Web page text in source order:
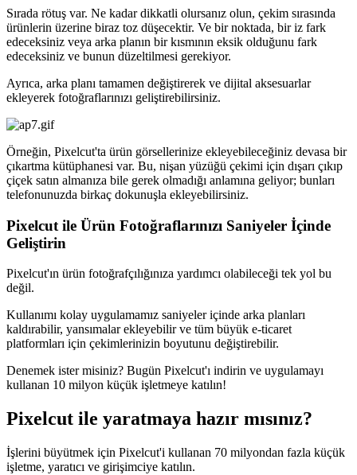
Sırada rötuş var. Ne kadar dikkatli olursanız olun, çekim sırasında
ürünlerin üzerine biraz toz düşecektir. Ve bir noktada, bir iz fark
edeceksiniz veya arka planın bir kısmının eksik olduğunu fark
edeceksiniz ve bunun düzeltilmesi gerekiyor.
Ayrıca, arka planı tamamen değiştirerek ve dijital aksesuarlar
ekleyerek fotoğraflarınızı geliştirebilirsiniz.
Örneğin, Pixelcut'ta ürün görsellerinize ekleyebileceğiniz devasa bir
çıkartma kütüphanesi var. Bu, nişan yüzüğü çekimi için dışarı çıkıp
çiçek satın almanıza bile gerek olmadığı anlamına geliyor; bunları
telefonunuzda birkaç dokunuşla ekleyebilirsiniz.
Pixelcut ile Ürün Fotoğraflarınızı Saniyeler İçinde
Geliştirin
Pixelcut'ın ürün fotoğrafçılığınıza yardımcı olabileceği tek yol bu
değil.
Kullanımı kolay uygulamamız saniyeler içinde arka planları
kaldırabilir, yansımalar ekleyebilir ve tüm büyük e-ticaret
platformları için çekimlerinizin boyutunu değiştirebilir.
Denemek ister misiniz? Bugün Pixelcut'ı indirin ve uygulamayı
kullanan 10 milyon küçük işletmeye katılın!
Pixelcut ile yaratmaya hazır mısınız?
İşlerini büyütmek için Pixelcut'i kullanan 70 milyondan fazla küçük
işletme, yaratıcı ve girişimciye katılın.